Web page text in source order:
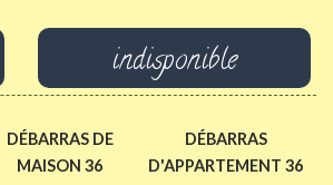
indisponible
DÉBARRAS DE
MAISON 36
DÉBARRAS
D'APPARTEMENT 36